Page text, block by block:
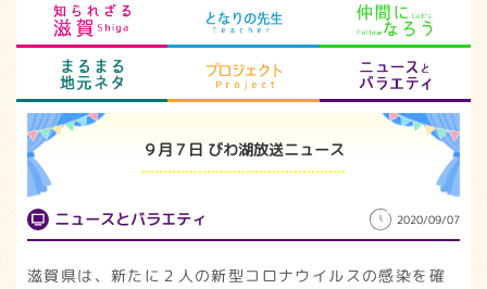
知られざる滋賀 となりの先生
まるまる地元ネタ プロジェクト
９月７日 びわ湖放送ニュース
ニュースとバラエティ 2020/09/07
滋賀県は、新たに２人の新型コロナウイルスの感染を確